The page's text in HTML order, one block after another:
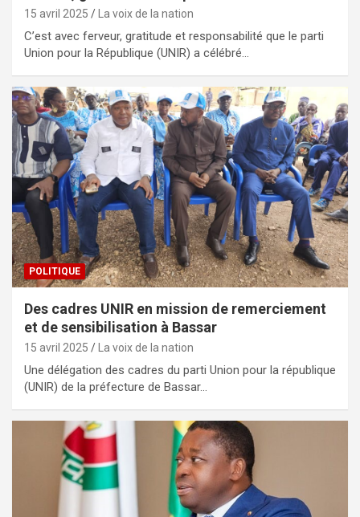
15 avril 2025 La voix de la nation
C’est avec ferveur, gratitude et responsabilité que le parti
Union pour la République (UNIR) a célébré…
POLITIQUE
Des cadres UNIR en mission de remerciement
et de sensibilisation à Bassar
15 avril 2025 La voix de la nation
Une délégation des cadres du parti Union pour la république
(UNIR) de la préfecture de Bassar…